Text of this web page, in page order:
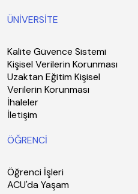
ÜNİVERSİTE
Kalite Güvence Sistemi
Kişisel Verilerin Korunması
Uzaktan Eğitim Kişisel
Verilerin Korunması
İhaleler
İletişim
ÖĞRENCİ
Öğrenci İşleri
ACU'da Yaşam